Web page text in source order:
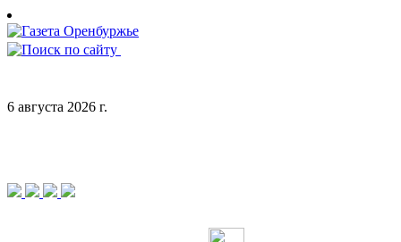
Skip
to
content
6 августа 2026 г.